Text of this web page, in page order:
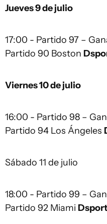
Jueves 9 de julio
17:00 - Partido 97 –
Partido 90 Boston
Viernes 10 de julio
16:00 - Partido 98 –
Partido 94 Los Ángeles
Sábado 11 de julio
18:00 - Partido 99 –
Partido 92 Miami